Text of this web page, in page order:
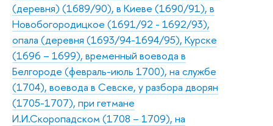
(деревня) (1689/90), в Киеве (1690/91), в
Новобогородицкое (1691/92 - 1692/93),
опала (деревня (1693/94-1694/95), Курске
(1696 – 1699), временный воевода в
Белгороде (февраль-июль 1700), на службе
(1704), воевода в Севске, у разбора дворян
(1705-1707), при гетмане
И.И.Скоропадском (1708 – 1709), на